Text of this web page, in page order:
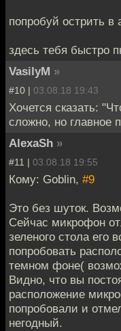
попробуй острить в
здесь тебя быстро
VasilyM »
#10 | 03.08.18 19:43
Хочется сказать:
сложно, но главное
AlexaSh »
#11 | 03.08.18 19:55
Кому: Goblin, #9
Это без шуток.
Сейчас микрофон
зеленого стола его
попробовать
темном фоне(
Видно, что вы
расположение
попробовали и
негодный.